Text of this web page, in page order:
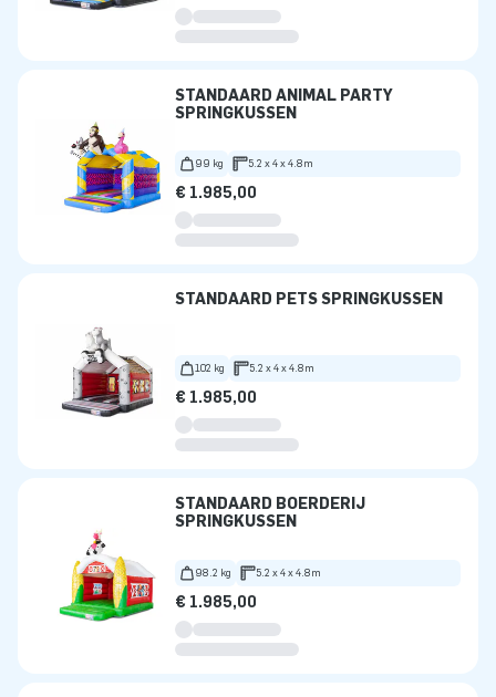
STANDAARD ANIMAL PARTY
SPRINGKUSSEN
99 kg 5.2 x 4 x 4.8m
€ 1.985,00
STANDAARD PETS SPRINGKUSSEN
102 kg 5.2 x 4 x 4.8m
€ 1.985,00
STANDAARD BOERDERIJ
SPRINGKUSSEN
98.2 kg 5.2 x 4 x 4.8m
€ 1.985,00